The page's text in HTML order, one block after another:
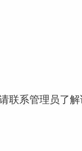
联系管理员了